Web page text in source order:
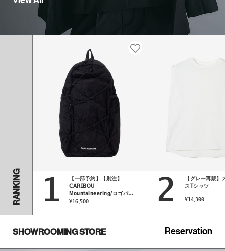
RANKING 1
【一部予約】【別注】
CARIBOU
Mountaineering/ロゴパッ
カブルバックパック
¥16,500 2
【グレー再販】
スTシャツ
¥14,300
SHOWROOMING STORE Reservation